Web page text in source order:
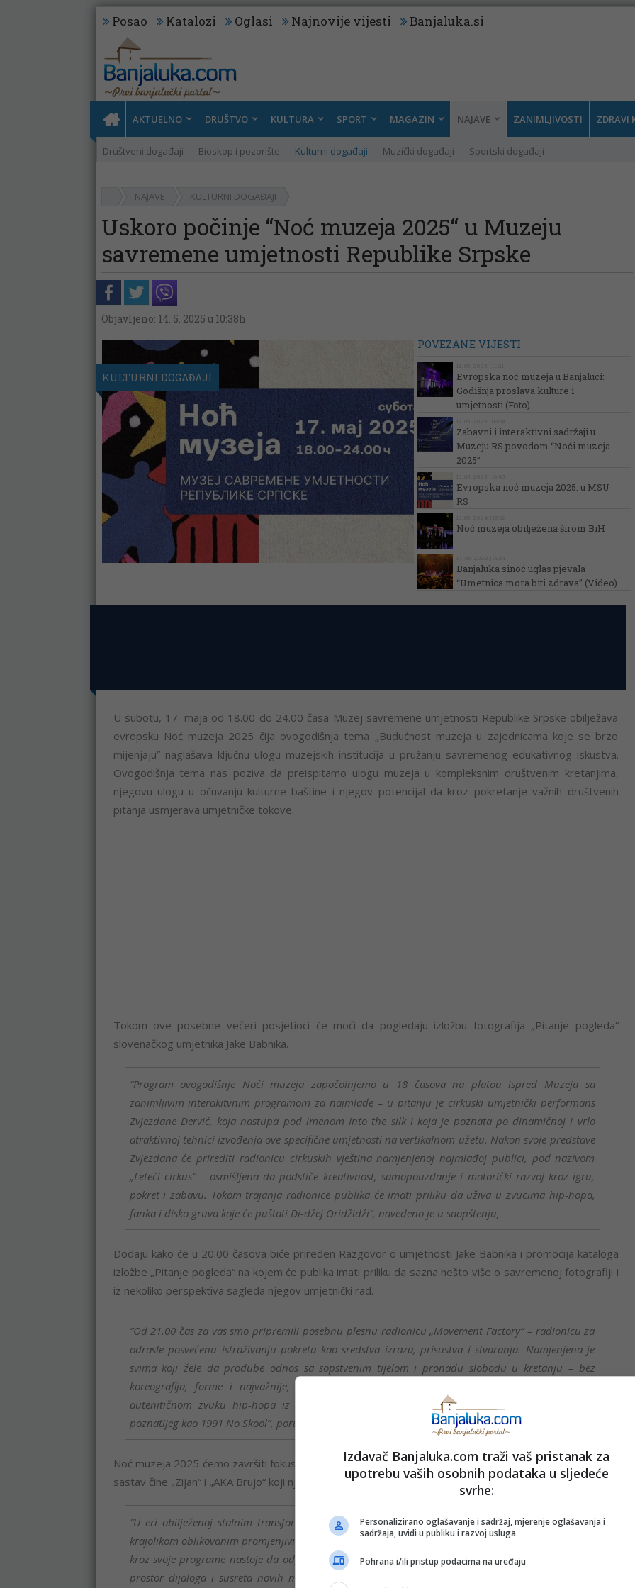
Posao Katalozi Oglasi Najnovije vijesti Banjaluka.si
AKTUELNO DRUŠTVO KULTURA SPORT MAGAZIN NAJAVE
Društveni događaji Bioskop i pozorište Kulturni događaji Muzički događaji Sportski događaji
ZANIMLJIVOSTI ZDRAVI
NAJAVE KULTURNI DOGAĐAJI
Uskoro počinje “Noć muzeja 2025“ u Muzeju
savremene umjetnosti Republike Srpske
Objavljeno: 14. 5. 2025 u 10:38h
KULTURNI DOGAĐAJI
POVEZANE VIJESTI
Evropska noć muzeja u Banjaluci:
Godišnja proslava kulture i
umjetnosti (Foto)
Zabavni i interaktivni sadržaji u
Muzeju RS povodom “Noći muzeja
2025”
Evropska noć muzeja 2025. u MSU
RS
Noć muzeja obilježena širom BiH
Banjaluka sinoć uglas pjevala
“Umetnica mora biti zdrava” (Video)
U subotu, 17. maja od 18.00 do 24.00 časa Muzej savremene umjetnosti Republike Srpske obilježava
evropsku Noć muzeja 2025 čija ovogodišnja tema „Budućnost muzeja u zajednicama koje se brzo
mijenjaju” naglašava ključnu ulogu muzejskih institucija u pružanju savremenog edukativnog iskustva.
Ovogodišnja tema nas poziva da preispitamo ulogu muzeja u kompleksnim društvenim kretanjima,
njegovu ulogu u očuvanju kulturne baštine i njegov potencijal da kroz pokretanje važnih društvenih
pitanja usmjerava umjetničke tokove.
Tokom ove posebne večeri posjetioci će moći da pogledaju izložbu fotografija „Pitanje pogleda“
slovenačkog umjetnika Jake Babnika.
“Program ovogodišnje Noći muzeja započoinjemo u 18 časova na platou ispred Muzeja sa
zanimljivim interakitvnim programom za najmlađe – u pitanju je cirkuski umjetnički performans
Zvjezdane Dervić, koja nastupa pod imenom Into the silk i koja je poznata po dinamičnoj i vrlo
atraktivnoj tehnici izvođenja ove specifične umjetnosti na vertikalnom užetu. Nakon svoje predstave
Zvjezdana će prirediti radionicu cirkuskih vještina namjenjenoj najmlađoj publici, pod nazivom
„Leteći cirkus“ – osmišljena da podstiče kreativnost, samopouzdanje i motorički razvoj kroz igru,
pokret i zabavu. Tokom trajanja radionice publika će imati priliku da uživa u zvucima hip-hopa,
fanka i disko gruva koje će puštati Di-džej Oridžidži”, navedeno je u saopštenju,
Dodaju kako će u 20.00 časova biće priređen Razgovor o umjetnosti Jake Babnika i promocija kataloga
izložbe „Pitanje pogleda“ na kojem će publika imati priliku da sazna nešto više o savremenoj fotografiji i
iz nekoliko perspektiva sagleda njegov umjetnički rad.
“Od 21.00 čas za vas smo pripremili posebnu plesnu radionicu „Movement Factory“ – radionicu za
odrasle posvećenu istraživanju pokreta kao sredstva izraza, prisustva i stvaranja. Namjenjena je
svima koji žele da prodube odnos sa sopstvenim tijelom i pronađu slobodu u kretanju – bez
koreografija, forme i najvažnije, bez pritiska. Uporedo sa radionicom publika će uživati u
autenitičnom zvuku hip-hopa iz devedesetih i ranih dvijehiljaditih Di-džeja Damira Gredelja
poznatijeg kao 1991 No Skool”, poručuju iz Muzeja.
Noć muzeja 2025 ćemo završiti fokusom na novi zvuk i novu energiju Di-džej duom „Double Groove“ čiji
sastav čine „Zijan“ i „AKA Brujo“ koji njeguju snažan zvuk tehno muzike.
“U eri obilježenoj stalnim transformacijama, muzeji su akteri promjena, krećući se dinamičnim
krajolikom oblikovanim promjenjivim globalnim događajima i razvojem društvenih potreba, muzeji
kroz svoje programe nastoje da odgovore na sve savremene izazove u kulturi i umjetnosti i stvore
prostor dijaloga i susreta novih muzeoloških praksi usmjerenih na istraživanje svijeta oko nas”,
Izdavač Banjaluka.com traži vaš pristanak za
upotrebu vaših osobnih podataka u sljedeće
svrhe:
Personalizirano oglašavanje i sadržaj, mjerenje oglašavanja i
sadržaja, uvidi u publiku i razvoj usluga
Pohrana i/ili pristup podacima na uređaju